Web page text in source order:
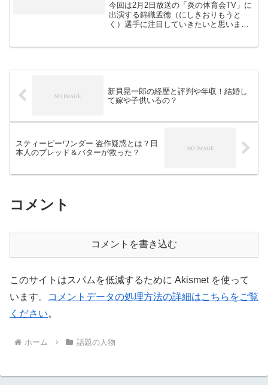
今回は2月2日放送の「炎の体育会TV」に
出演する錦織孟徳（にしきおりもうと
く）選手に注目していきたいと思いま
新貝晃一郎の経歴と評判や年収！結婚し
て嫁や子供いるの？
スティービーワンダー 盗作疑惑とは？日
本人のブレッド＆バターが救った？
コメント
コメントを書き込む
このサイトはスパムを低減するために Akismet を使って
います。
コメントデータの処理方法の詳細はこちらをご覧
ください。
ホーム 話題の人物